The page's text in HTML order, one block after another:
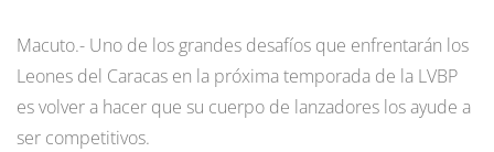
Macuto.- Uno de los grandes desafíos que enfrentarán los
Leones del Caracas en la próxima temporada de la LVBP
es volver a hacer que su cuerpo de lanzadores los ayude a
ser competitivos.